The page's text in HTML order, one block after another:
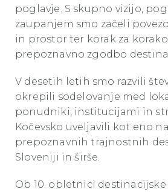
poglavje. S skupno vizijo,
zaupanjem smo začeli
in prostor ter korak za
prepoznavno zgodbo
V desetih letih smo razvili
okrepili sodelovanje med
ponudniki, institucijami in
Kočevsko uveljavili kot eno
prepoznavnih trajnostnih
Sloveniji in širše.
Ob 10. obletnici